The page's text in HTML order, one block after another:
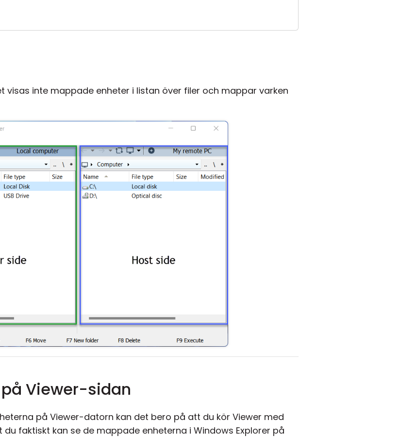
visas inte mappade enheter i listan över filer och mappar varken
Viewer-sidan
på Viewer-datorn kan det bero på att du kör Viewer med
faktiskt kan se de mappade enheterna i Windows Explorer på